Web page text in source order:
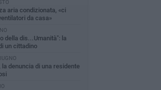
aria condizionata, «ci
da casa»
della dis...Umanità": la
un cittadino
denuncia di una residente